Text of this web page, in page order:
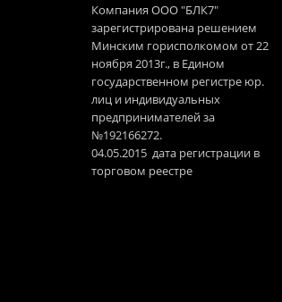
Компания ООО "БЛК7"
зарегистрирована решением
Минским горисполкомом от 22
ноября 2013г., в Едином
государственном регистре юр.
лиц и индивидуальных
предпринимателей за
№192166272.
04.05.2015 дата регистрации в
торговом реестре